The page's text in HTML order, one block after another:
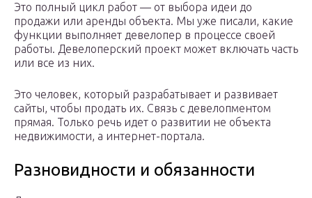
Это полный цикл работ — от выбора идеи до
продажи или аренды объекта. Мы уже писали, какие
функции выполняет девелопер в процессе своей
работы. Девелоперский проект может включать часть
или все из них.
Это человек, который разрабатывает и развивает
сайты, чтобы продать их. Связь с девелопментом
прямая. Только речь идет о развитии не объекта
недвижимости, а интернет-портала.
Разновидности и обязанности